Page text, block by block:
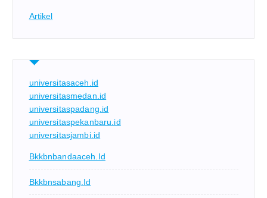
Artikel
universitasaceh.id
universitasmedan.id
universitaspadang.id
universitaspekanbaru.id
universitasjambi.id
Bkkbnbandaaceh.id
Bkkbnsabang.id